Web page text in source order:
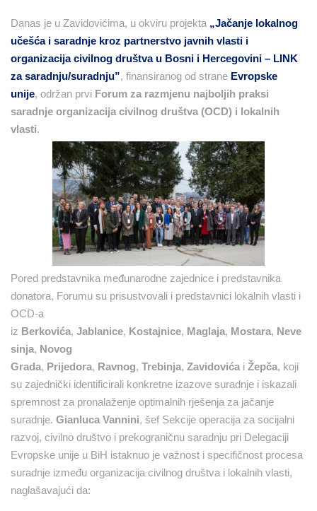
Danas je u Zavidovićima, u okviru projekta „Jačanje lokalnog
učešća i saradnje kroz partnerstvo javnih vlasti i
organizacija civilnog društva u Bosni i Hercegovini – LINK
za saradnju/suradnju”, finansiranog od strane Evropske
unije, održan prvi Forum za razmjenu najboljih praksi
saradnje organizacija civilnog društva (OCD) i lokalnih
vlasti.
Pored predstavnika međunarodne zajednice i predstavnika
donatora, Forumu su prisustvovali i predstavnici lokalnih vlasti i
OCD-a
iz Berkovića, Jablanice, Kostajnice, Maglaja, Mostara, Neve
sinja, Novog
Grada, Prijedora, Ravnog, Trebinja, Zavidovića i Žepča, koji
su zajednički identificirali konkretne izazove suradnje i iskazali
spremnost za pronalaženje optimalnih rješenja za jačanje
suradnje. Gianluca Vannini, šef Sekcije operacija za socijalni
razvoj, civilno društvo i prekograničnu saradnju pri Delegaciji
Evropske unije u BiH istaknuo je važnost i specifičnost procesa
suradnje između organizacija civilnog društva i lokalnih vlasti,
naglašavajući da: